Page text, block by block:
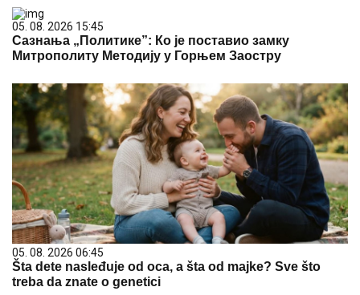
05. 08. 2026 15:45
Сазнања „Политике”: Ко је поставио замку
Митрополиту Методију у Горњем Заостру
05. 08. 2026 06:45
Šta dete nasleđuje od oca, a šta od majke? Sve što
treba da znate o genetici